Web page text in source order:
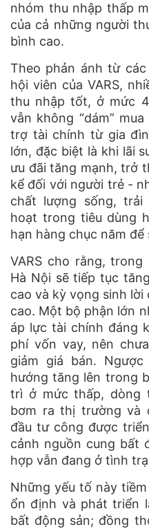
nhóm thu nhập thấp
của cả những người
bình cao.
Theo phản ánh từ
hội viên của VARS,
thu nhập tốt, ở mức
vẫn không “dám”
trợ tài chính từ gia
lớn, đặc biệt là khi lãi
ưu đãi tăng mạnh, trở
kể đối với người trẻ -
chất lượng sống,
hoạt trong tiêu dùng
hạn hàng chục năm
VARS cho rằng,
Hà Nội sẽ tiếp tục
cao và kỳ vọng sinh lời
cao. Một bộ phận lớn
áp lực tài chính đáng
phí vốn vay, nên
giảm giá bán.
hướng tăng lên trong
trì ở mức thấp, dòng
bơm ra thị trường và
đầu tư công được
cảnh nguồn cung bất
hợp vẫn đang ở tình
Những yếu tố này
ổn định và phát triển
bất động sản; đồng